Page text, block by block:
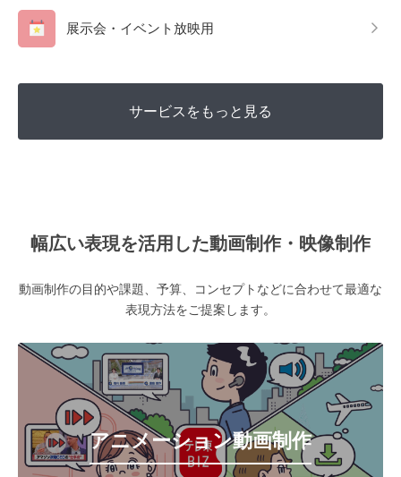
展示会・イベント放映用
サービスをもっと見る
幅広い表現を活用した動画制作・映像制作
動画制作の目的や課題、予算、コンセプトなどに合わせて最適な
表現方法をご提案します。
アニメーション動画制作